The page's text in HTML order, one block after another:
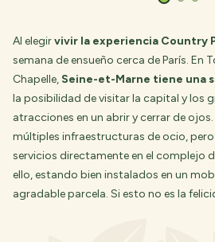
Al elegirvivir la experiencia Country
semana de ensueño cerca de París. En
Chapelle, Seine-et-Marne tiene una
la posibilidad de visitar la capital y los
atracciones en un abrir y cerrar de
múltiples infraestructuras de ocio,
servicios directamente en el complejo
ello, estando bien instalados en un
agradable parcela. Si esto no es la